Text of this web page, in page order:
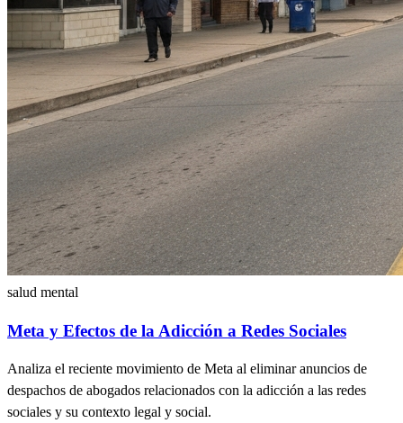
salud mental
Meta y Efectos de la Adicción a Redes Sociales
Analiza el reciente movimiento de Meta al eliminar anuncios de
despachos de abogados relacionados con la adicción a las redes
sociales y su contexto legal y social.